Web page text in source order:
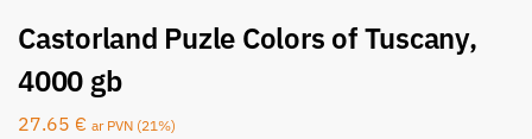
Castorland Puzle Colors of Tuscany,
4000 gb
27.65 € ar PVN (21%)